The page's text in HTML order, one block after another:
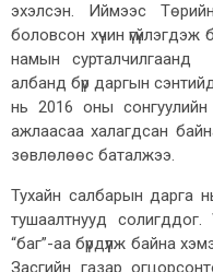
эхэлсэн. Иймээс
боловсон хүчин
намын сурталчилгаанд
албанд бүр даргын
нь 2016 оны
ажлаасаа халагдсан
зөвлөлөөс баталжээ.
Тухайн салбарын дарга
тушаалтнууд
“баг”-аа бүрдүүлж байна